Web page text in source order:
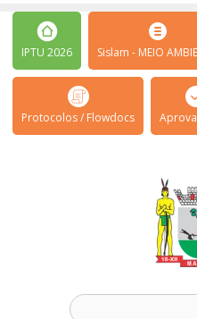
IPTU 2026 Sislam - MEIO
Protocolos / Flowdocs